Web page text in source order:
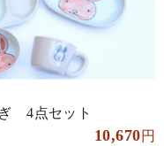
4点セット
10,670円